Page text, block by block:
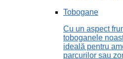
Tobogane
Cu un aspect
toboganele
ideală pentru
parcurilor sau